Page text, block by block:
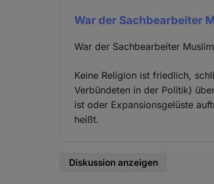
War der Sachbearbeiter
War der Sachbearbeiter
Keine Religion ist friedlich,
Verbündeten in der Politik)
ist oder Expansionsgelüste
heißt.
Diskussion anzeigen